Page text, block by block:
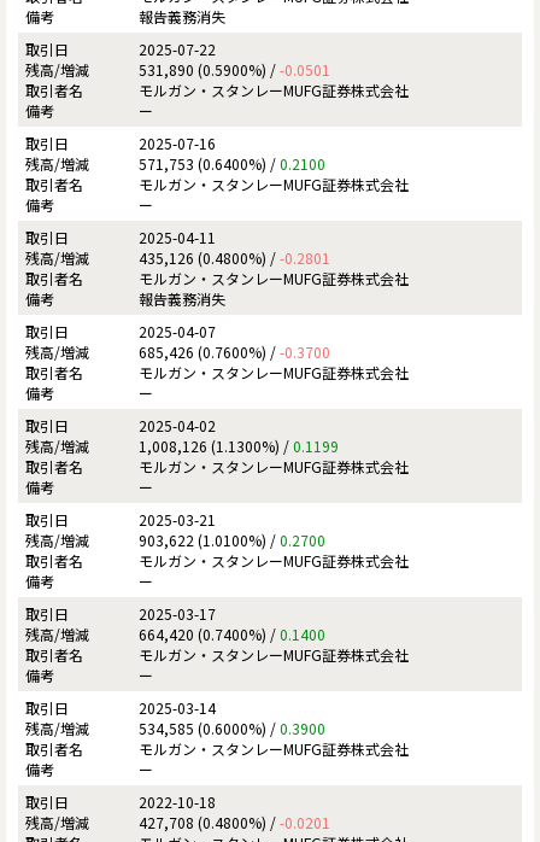
報告義務消失
2025-07-22
531,890 (0.5900%) /-0.0501
モルガン・スタンレーMUFG証券株式会社
ー
2025-07-16
571,753 (0.6400%) /0.2100
モルガン・スタンレーMUFG証券株式会社
ー
2025-04-11
435,126 (0.4800%) /-0.2801
モルガン・スタンレーMUFG証券株式会社
報告義務消失
2025-04-07
685,426 (0.7600%) /-0.3700
モルガン・スタンレーMUFG証券株式会社
ー
2025-04-02
1,008,126 (1.1300%) /0.1199
モルガン・スタンレーMUFG証券株式会社
ー
2025-03-21
903,622 (1.0100%) /0.2700
モルガン・スタンレーMUFG証券株式会社
ー
2025-03-17
664,420 (0.7400%) /0.1400
モルガン・スタンレーMUFG証券株式会社
ー
2025-03-14
534,585 (0.6000%) /0.3900
モルガン・スタンレーMUFG証券株式会社
ー
2022-10-18
427,708 (0.4800%) /-0.0201